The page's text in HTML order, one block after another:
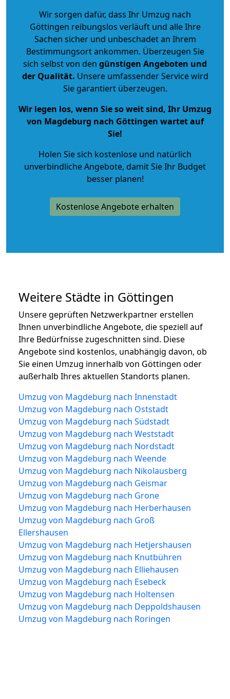
Wir sorgen dafür, dass Ihr Umzug nach
Göttingen reibungslos verläuft und alle Ihre
Sachen sicher und unbeschadet an Ihrem
Bestimmungsort ankommen. Überzeugen Sie
sich selbst von den günstigen Angeboten und
der Qualität. Unsere umfassender Service wird
Sie garantiert überzeugen.
Wir legen los, wenn Sie so weit sind, Ihr Umzug
von Magdeburg nach Göttingen wartet auf
Sie!
Holen Sie sich kostenlose und natürlich
unverbindliche Angebote, damit Sie Ihr Budget
besser planen!
Kostenlose Angebote erhalten
Weitere Städte in Göttingen
Unsere geprüften Netzwerkpartner erstellen
Ihnen unverbindliche Angebote, die speziell auf
Ihre Bedürfnisse zugeschnitten sind. Diese
Angebote sind kostenlos, unabhängig davon, ob
Sie einen Umzug innerhalb von Göttingen oder
außerhalb Ihres aktuellen Standorts planen.
Umzug von Magdeburg nach Innenstadt
Umzug von Magdeburg nach Oststadt
Umzug von Magdeburg nach Südstadt
Umzug von Magdeburg nach Weststadt
Umzug von Magdeburg nach Nordstadt
Umzug von Magdeburg nach Weende
Umzug von Magdeburg nach Nikolausberg
Umzug von Magdeburg nach Geismar
Umzug von Magdeburg nach Grone
Umzug von Magdeburg nach Herberhausen
Umzug von Magdeburg nach Groß
Ellershausen
Umzug von Magdeburg nach Hetjershausen
Umzug von Magdeburg nach Knutbühren
Umzug von Magdeburg nach Elliehausen
Umzug von Magdeburg nach Esebeck
Umzug von Magdeburg nach Holtensen
Umzug von Magdeburg nach Deppoldshausen
Umzug von Magdeburg nach Roringen